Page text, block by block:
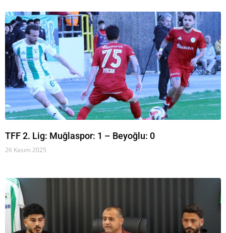
TFF 2. Lig: Muğlaspor: 1 – Beyoğlu: 0
26 Kasım 2025